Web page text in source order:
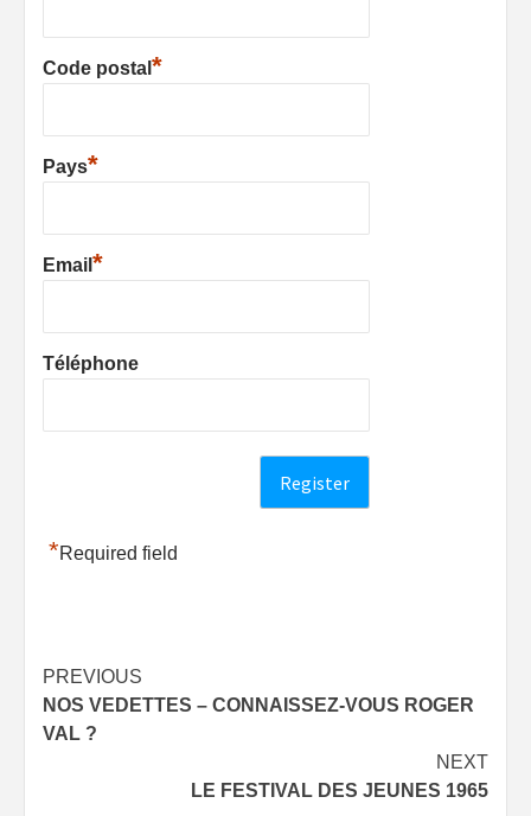
Code postal *
Pays*
Email *
Téléphone
*Required field
Post
navigation
PREVIOUS
NOS VEDETTES – CONNAISSEZ-VOUS ROGER
VAL ?
NEXT
LE FESTIVAL DES JEUNES 1965